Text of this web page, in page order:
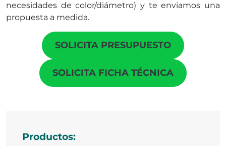
necesidades de color/diámetro) y te enviamos una
propuesta a medida.
SOLICITA PRESUPUESTO
SOLICITA FICHA TÉCNICA
Productos: